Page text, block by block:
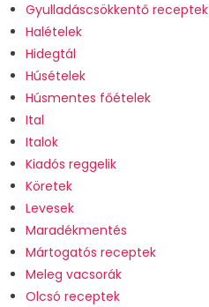
Gyulladáscsökkentő receptek
Halételek
Hidegtál
Húsételek
Húsmentes főételek
Ital
Italok
Kiadós reggelik
Köretek
Levesek
Maradékmentés
Mártogatós receptek
Meleg vacsorák
Olcsó receptek